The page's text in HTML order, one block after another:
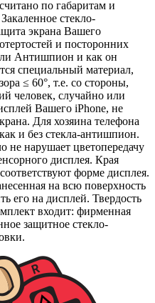
по габаритам и
стекло-
экрана Вашего
и посторонних
Антишпион и как он
специальный материал,
≤ 60°, т.е. со стороны,
человек, случайно или
Вашего iPhone, не
Для хозяина телефона
и без стекла-антишпион.
не нарушает цветопередачу
дисплея. Края
форме дисплея.
на всю поверхность
его на дисплей. Твердость
входит: фирменная
защитное стекло-